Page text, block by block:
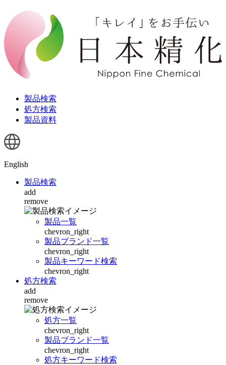
製品検索
処方検索
製品資料
English
製品検索
add
remove
製品一覧
chevron_right
製品ブランド一覧
chevron_right
製品キーワード検索
chevron_right
処方検索
add
remove
処方一覧
chevron_right
製品ブランド一覧
chevron_right
処方キーワード検索